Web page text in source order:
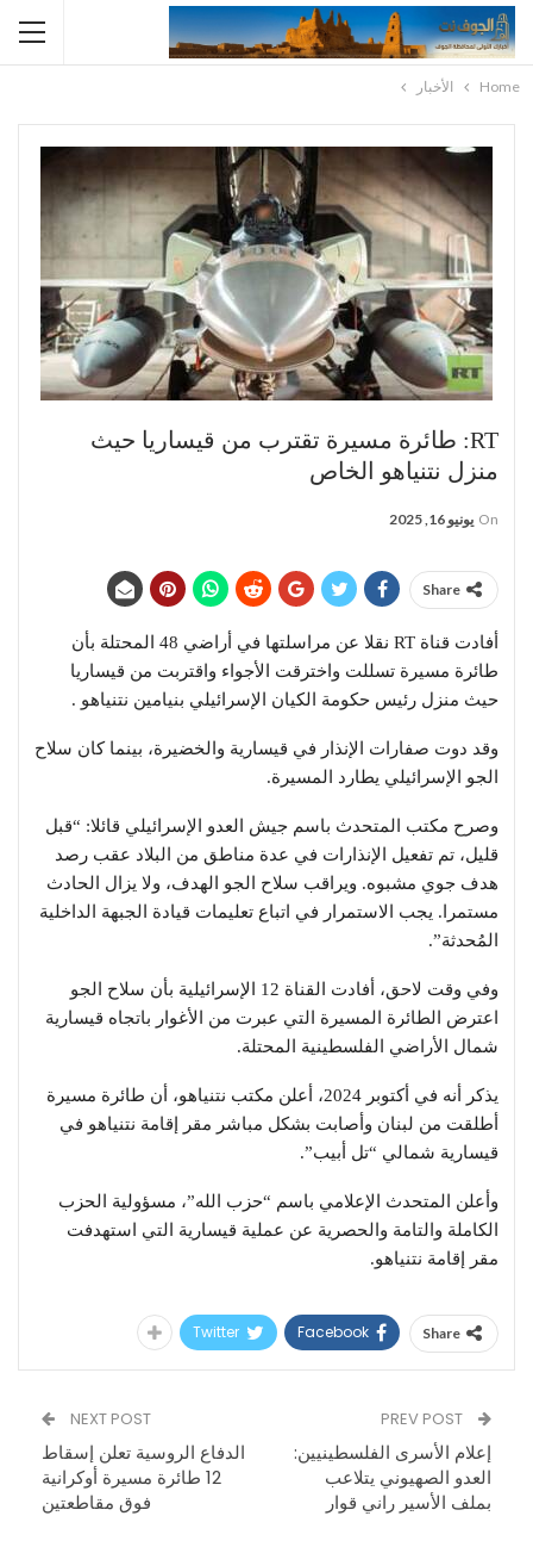
Home الأخبار
RT: طائرة مسيرة تقترب من قيساريا حيث
منزل نتنياهو الخاص
On يونيو 16, 2025
Share
أفادت قناة RT نقلا عن مراسلتها في أراضي 48 المحتلة بأن
طائرة مسيرة تسللت واخترقت الأجواء واقتربت من قيساريا
حيث منزل رئيس حكومة الكيان الإسرائيلي بنيامين نتنياهو .
وقد دوت صفارات الإنذار في قيسارية والخضيرة، بينما كان سلاح
الجو الإسرائيلي يطارد المسيرة.
وصرح مكتب المتحدث باسم جيش العدو الإسرائيلي قائلا: “قبل
قليل، تم تفعيل الإنذارات في عدة مناطق من البلاد عقب رصد
هدف جوي مشبوه. ويراقب سلاح الجو الهدف، ولا يزال الحادث
مستمرا. يجب الاستمرار في اتباع تعليمات قيادة الجبهة الداخلية
المُحدثة”.
وفي وقت لاحق، أفادت القناة 12 الإسرائيلية بأن سلاح الجو
اعترض الطائرة المسيرة التي عبرت من الأغوار باتجاه قيسارية
شمال الأراضي الفلسطينية المحتلة.
يذكر أنه في أكتوبر 2024، أعلن مكتب نتنياهو، أن طائرة مسيرة
أطلقت من لبنان وأصابت بشكل مباشر مقر إقامة نتنياهو في
قيسارية شمالي “تل أبيب”.
وأعلن المتحدث الإعلامي باسم “حزب الله”، مسؤولية الحزب
الكاملة والتامة والحصرية عن عملية قيسارية التي استهدفت
مقر إقامة نتنياهو.
Share
Facebook
Twitter
​إعلام الأسرى الفلسطينيين:
العدو الصهيوني يتلاعب
بملف الأسير راني قوار
NEXT POST
الدفاع الروسية تعلن إسقاط
12 طائرة مسيرة أوكرانية
فوق مقاطعتين